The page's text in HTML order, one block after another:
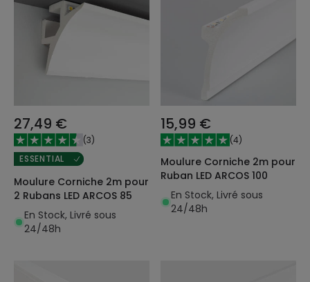
27,49 €
(3)
ESSENTIAL
Moulure Corniche 2m pour
2 Rubans LED ARCOS 85
En Stock, Livré sous
24/48h
15,99 €
(4)
Moulure Corniche 2m pour
Ruban LED ARCOS 100
En Stock, Livré sous
24/48h